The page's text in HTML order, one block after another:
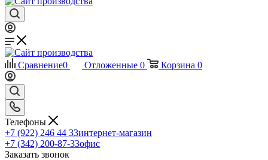
Сравнение0 Отложенные 0 Корзина 0
Телефоны
+7 (922) 246 44 33интернет-магазин
+7 (342) 200-87-33офис
Заказать звонок